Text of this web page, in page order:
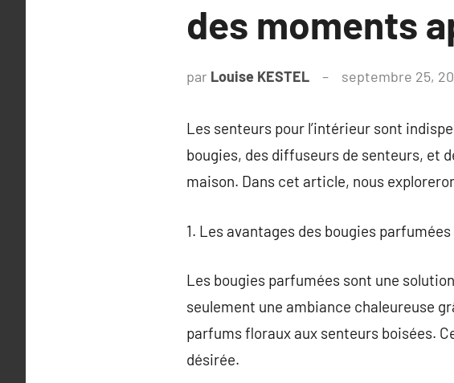
des moments
par Louise KESTEL septembre 25,
Les senteurs pour l’intérieur sont
bougies, des diffuseurs de senteurs, et
maison. Dans cet article, nous
1. Les avantages des bougies parfumées
Les bougies parfumées sont une
seulement une ambiance chaleureuse
parfums floraux aux senteurs boisées.
désirée.